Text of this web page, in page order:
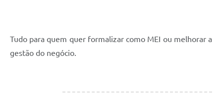
Tudo para quem quer formalizar como MEI ou melhorar a
gestão do negócio.